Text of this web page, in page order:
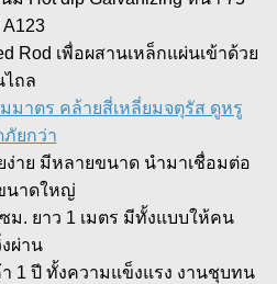
Rod เพื่อผสานเหล็กแผ่นเข้าด้วย
ไถล
มาตร คล้ายสี่เหลี่ยมจตุรัส ดูหรู
ภัยกว่า
ง่าย มีหลายขนาด นำมาเชื่อมต่อ
นาดใหญ่
ม. ยาว 1 เมตร มีทั้งแบบให้คน
ผ่าน
1 ปี ทั้งความแข็งแรง งานชุบทน